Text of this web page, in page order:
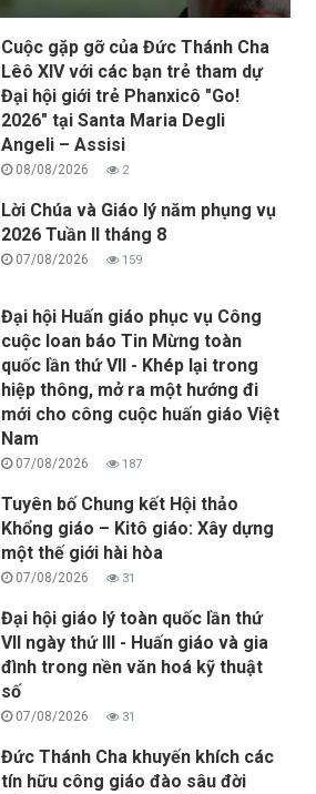
Cuộc gặp gỡ của Đức Thánh Cha
Lêô XIV với các bạn trẻ tham dự
Đại hội giới trẻ Phanxicô "Go!
2026" tại Santa Maria Degli
Angeli – Assisi
08/08/2026 2
Lời Chúa và Giáo lý năm phụng vụ
2026 Tuần II tháng 8
07/08/2026 159
Đại hội Huấn giáo phục vụ Công
cuộc loan báo Tin Mừng toàn
quốc lần thứ VII - Khép lại trong
hiệp thông, mở ra một hướng đi
mới cho công cuộc huấn giáo Việt
Nam
07/08/2026 187
Tuyên bố Chung kết Hội thảo
Khổng giáo – Kitô giáo: Xây dựng
một thế giới hài hòa
07/08/2026 31
Đại hội giáo lý toàn quốc lần thứ
VII ngày thứ III - Huấn giáo và gia
đình trong nền văn hoá kỹ thuật
số
07/08/2026 31
Đức Thánh Cha khuyến khích các
tín hữu công giáo đào sâu đời